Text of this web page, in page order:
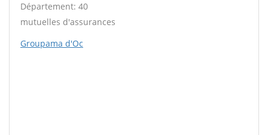
Département: 40
mutuelles d'assurances
Groupama d'Oc